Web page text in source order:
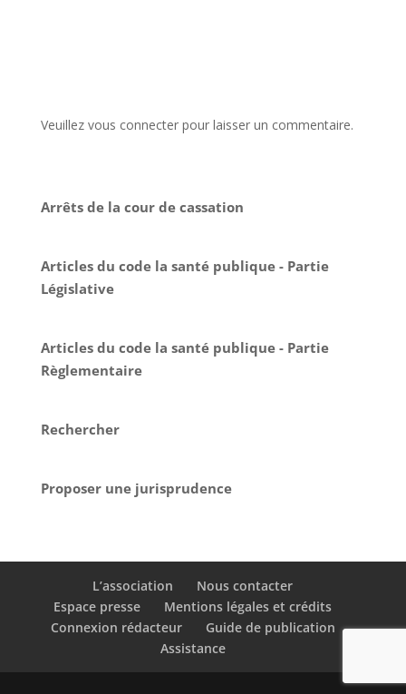
Veuillez vous connecter pour laisser un commentaire.
Arrêts de la cour de cassation
Articles du code la santé publique - Partie
Législative
Articles du code la santé publique - Partie
Règlementaire
Rechercher
Proposer une jurisprudence
L’association
Nous contacter
Espace presse
Mentions légales et crédits
Connexion rédacteur
Guide de publication
Assistance